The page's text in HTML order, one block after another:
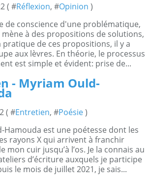
( #Réflexion, #Opinion )
de conscience d'une problématique,
mène à des propositions de solutions,
pratique de ces propositions, il y a
aux lèvres. En théorie, le processus
est simple et évident: prise de...
- Myriam Ould-
( #Entretien, #Poésie)
Hamouda est une poétesse dont les
rayons X qui arrivent à franchir
mon cuir jusqu’à l’os. Je la connais au
d’écriture auxquels je participe
le mois de juillet 2021, je sais...